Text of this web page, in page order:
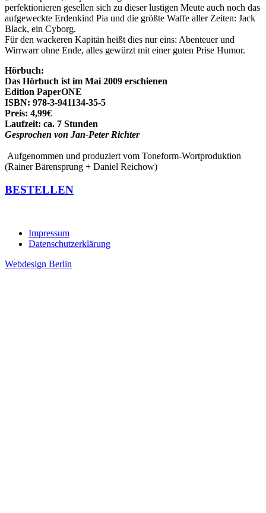
perfektionieren gesellen sich zu dieser lustigen Meute auch noch das
aufgeweckte Erdenkind Pia und die größte Waffe aller Zeiten: Jack
Black, ein Cyborg.
Für den wackeren Kapitän heißt dies nur eins: Abenteuer und
Wirrwarr ohne Ende, alles gewürzt mit einer guten Prise Humor.
Hörbuch:
Das Hörbuch ist im Mai 2009 erschienen
Edition PaperONE
ISBN: 978-3-941134-35-5
Preis: 4,99€
Laufzeit: ca. 7 Stunden
Gesprochen von Jan-Peter Richter
Aufgenommen und produziert vom Toneform-Wortproduktion
(Rainer Bärensprung + Daniel Reichow)
BESTELLEN
Impressum
Datenschutzerklärung
Webdesign Berlin